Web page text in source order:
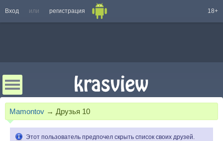
Вход или регистрация 18+
Mamontov → Друзья 10
Этот пользователь предпочел скрыть список своих друзей.